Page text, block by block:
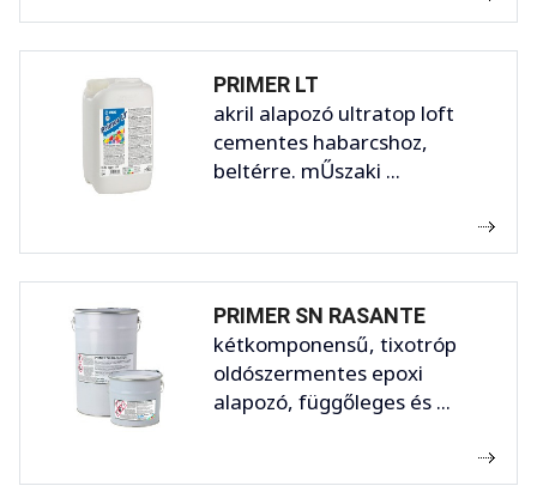
PRIMER LT
akril alapozó ultratop loft
cementes habarcshoz,
beltérre. mŰszaki ...
PRIMER SN RASANTE
kétkomponensű, tixotróp
oldószermentes epoxi
alapozó, függőleges és ...